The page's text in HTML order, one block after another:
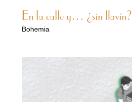
En la calle y… ¿sin llavín?
Bohemia